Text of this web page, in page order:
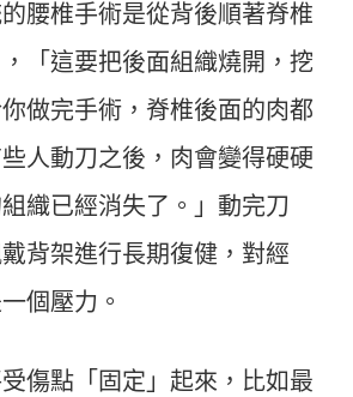
腰椎手術是從背後順著脊椎
「這要把後面組織燒開，挖
做完手術，脊椎後面的肉都
人動刀之後，肉會變得硬硬
織已經消失了。」動完刀
背架進行長期復健，對經
個壓力。
傷點「固定」起來，比如最